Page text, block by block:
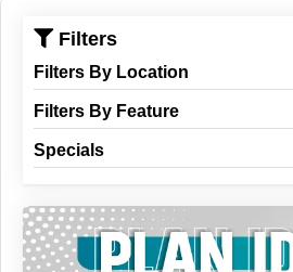
Filters
Filters By Location
Filters By Feature
Specials